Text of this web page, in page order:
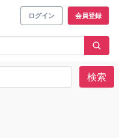
ログイン 会員登録
検索